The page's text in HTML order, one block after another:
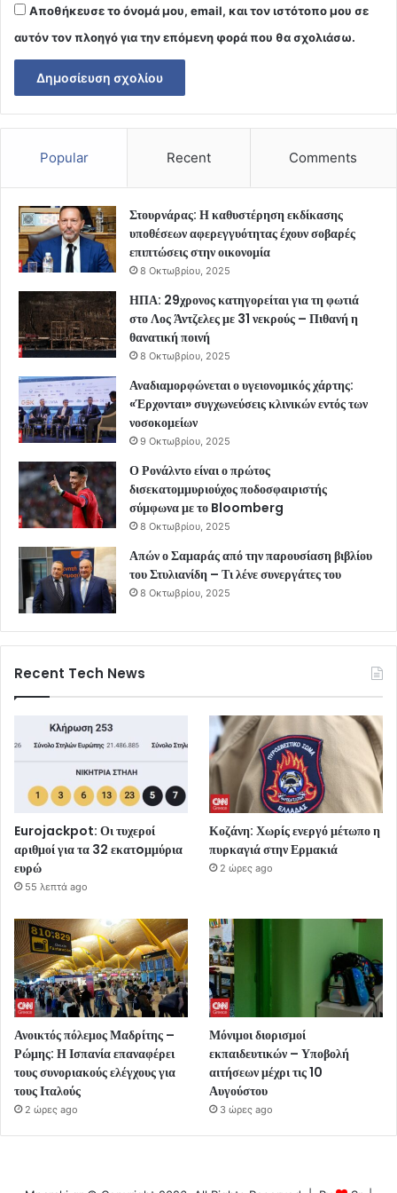
Αποθήκευσε το όνομά μου, email, και τον ιστότοπο μου σε
αυτόν τον πλοηγό για την επόμενη φορά που θα σχολιάσω.
Popular Recent Comments
Στουρνάρας: Η καθυστέρηση εκδίκασης
υποθέσεων αφερεγγυότητας έχουν σοβαρές
επιπτώσεις στην οικονομία
8 Οκτωβρίου, 2025
ΗΠΑ: 29χρονος κατηγορείται για τη φωτιά
στο Λος Άντζελες με 31 νεκρούς – Πιθανή η
θανατική ποινή
8 Οκτωβρίου, 2025
Αναδιαμορφώνεται ο υγειονομικός χάρτης:
«Έρχονται» συγχωνεύσεις κλινικών εντός των
νοσοκομείων
9 Οκτωβρίου, 2025
Ο Ρονάλντο είναι ο πρώτος
δισεκατομμυριούχος ποδοσφαιριστής
σύμφωνα με το Bloomberg
8 Οκτωβρίου, 2025
Απών ο Σαμαράς από την παρουσίαση βιβλίου
του Στυλιανίδη – Τι λένε συνεργάτες του
8 Οκτωβρίου, 2025
Recent Tech News
Eurojackpot: Οι τυχεροί
αριθμοί για τα 32 εκατoμμύρια
ευρώ
55 λεπτά ago
Κοζάνη: Χωρίς ενεργό μέτωπο η
πυρκαγιά στην Ερμακιά
2 ώρες ago
Ανοικτός πόλεμος Μαδρίτης –
Ρώμης: Η Ισπανία επαναφέρει
τους συνοριακούς ελέγχους για
τους Ιταλούς
2 ώρες ago
Μόνιμοι διορισμοί
εκπαιδευτικών – Υποβολή
αιτήσεων μέχρι τις 10
Αυγούστου
3 ώρες ago